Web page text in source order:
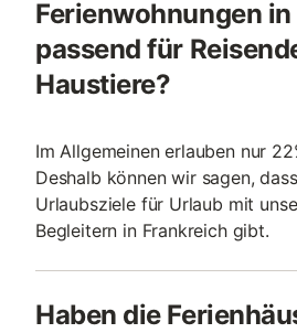
Ferienwohnungen
passend für
Haustiere?
Im Allgemeinen erlauben nur
Deshalb können wir sagen,
Urlaubsziele für Urlaub mit
Begleitern in Frankreich gibt.
Haben die